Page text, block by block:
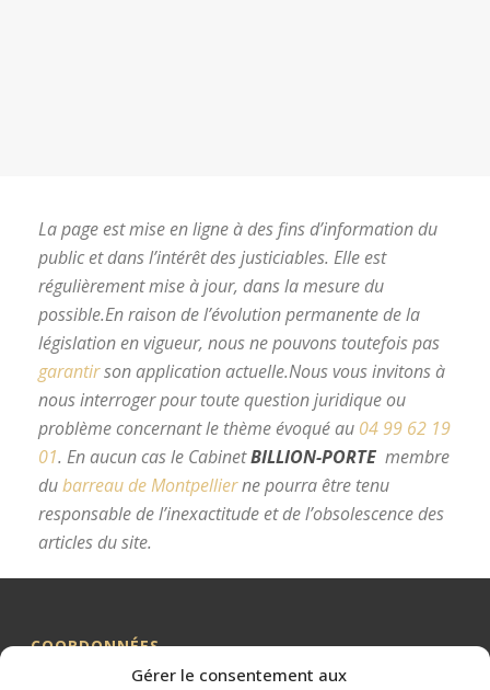
Gérer le consentement aux
La page est mise en ligne à des fins d’information du
public et dans l’intérêt des justiciables. Elle est
régulièrement mise à jour, dans la mesure du
possible.En raison de l’évolution permanente de la
législation en vigueur, nous ne pouvons toutefois pas
garantirson application actuelle.Nous vous invitons à
nous interroger pour toute question juridique ou
problème concernant le thème évoqué au 04 99 62 19
01. En aucun cas le CabinetBILLION-PORTE membre
dubarreau de Montpellierne pourra être tenu
responsable de l’inexactitude et de l’obsolescence des
articles du site.
COORDONNÉES
Me BILLION-PORTE